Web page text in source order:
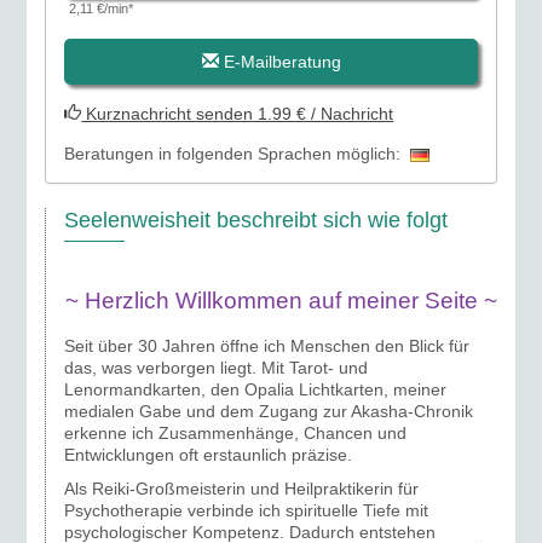
2,11 €/min*
E-Mailberatung
Kurznachricht senden 1.99 € / Nachricht
Beratungen in folgenden Sprachen möglich:
Seelenweisheit beschreibt sich wie folgt
~ Herzlich Willkommen auf meiner Seite ~
Seit über 30 Jahren öffne ich Menschen den Blick für
das, was verborgen liegt. Mit Tarot- und
Lenormandkarten, den Opalia Lichtkarten, meiner
medialen Gabe und dem Zugang zur Akasha-Chronik
erkenne ich Zusammenhänge, Chancen und
Entwicklungen oft erstaunlich präzise.
Als Reiki-Großmeisterin und Heilpraktikerin für
Psychotherapie verbinde ich spirituelle Tiefe mit
psychologischer Kompetenz. Dadurch entstehen